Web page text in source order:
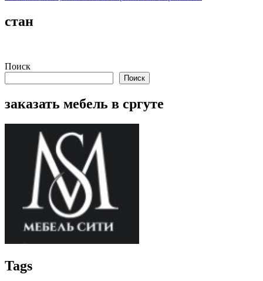
стан
Поиск
Поиск
заказать мебель в сргуте
Tags